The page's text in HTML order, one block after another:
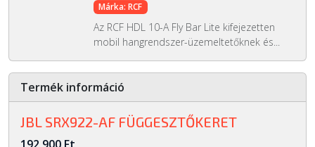
Márka: RCF
Az RCF HDL 10-A Fly Bar Lite kifejezetten
mobil hangrendszer-üzemeltetőknek és...
Termék információ
JBL SRX922-AF FÜGGESZTŐKERET